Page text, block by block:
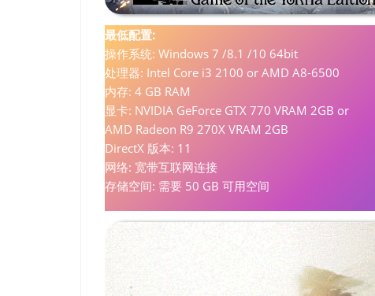
最低配置:
操作系统: Windows 7 /8.1 /10 64bit
处理器: Intel Core i3 2100 or AMD A8-6500
内存: 4 GB RAM
显卡: NVIDIA GeForce GTX 770 VRAM 2GB or
AMD Radeon R9 270X VRAM 2GB
DirectX 版本: 11
网络: 宽带互联网连接
存储空间: 需要 50 GB 可用空间